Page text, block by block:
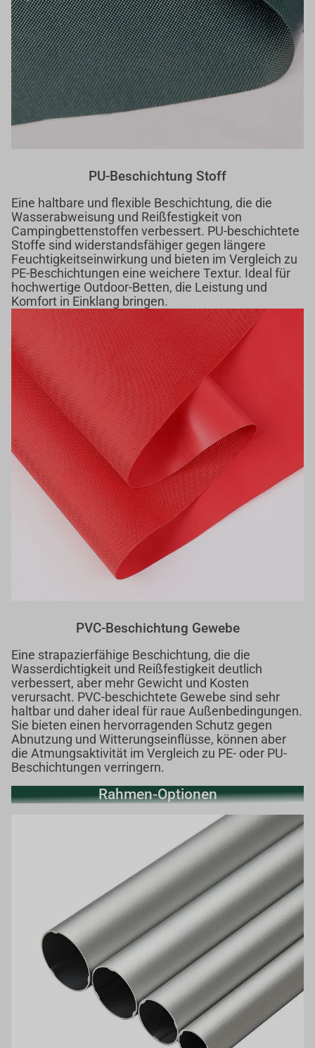
PU-Beschichtung Stoff
Eine haltbare und flexible Beschichtung, die die
Wasserabweisung und Reißfestigkeit von
Campingbettenstoffen verbessert. PU-beschichtete
Stoffe sind widerstandsfähiger gegen längere
Feuchtigkeitseinwirkung und bieten im Vergleich zu
PE-Beschichtungen eine weichere Textur. Ideal für
hochwertige Outdoor-Betten, die Leistung und
Komfort in Einklang bringen.
PVC-Beschichtung Gewebe
Eine strapazierfähige Beschichtung, die die
Wasserdichtigkeit und Reißfestigkeit deutlich
verbessert, aber mehr Gewicht und Kosten
verursacht. PVC-beschichtete Gewebe sind sehr
haltbar und daher ideal für raue Außenbedingungen.
Sie bieten einen hervorragenden Schutz gegen
Abnutzung und Witterungseinflüsse, können aber
die Atmungsaktivität im Vergleich zu PE- oder PU-
Beschichtungen verringern.
Rahmen-Optionen